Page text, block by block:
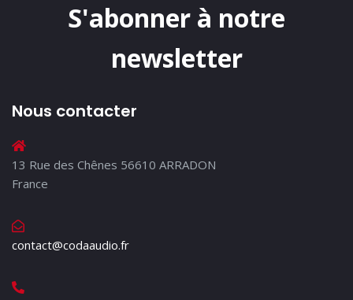
S'abonner à notre
newsletter
Nous contacter
13 Rue des Chênes 56610 ARRADON
France
contact@codaaudio.fr